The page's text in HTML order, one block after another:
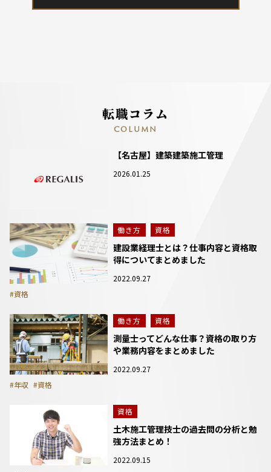
転職コラム
COLUMN
【名古屋】建築建築施工管理
2026.01.25
働き方 資格
建設業経理士とは？仕事内容と資格取
得についてまとめました
2022.09.27
#資格
働き方 資格
測量士ってどんな仕事？資格の取り方
や業務内容をまとめました
2022.09.27
#年収 #資格
資格
土木施工管理技士の過去問の分析と勉
強方法まとめ！
2022.09.15